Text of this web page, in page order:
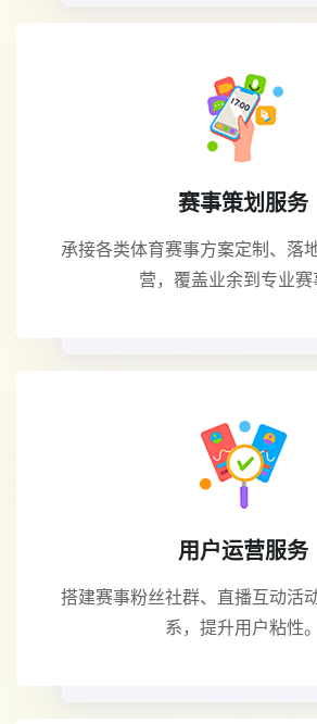
赛事策划服务
承接各类体育赛事方案定制、落
营，覆盖业余到专业赛
用户运营服务
搭建赛事粉丝社群、直播互动活
系，提升用户粘性。